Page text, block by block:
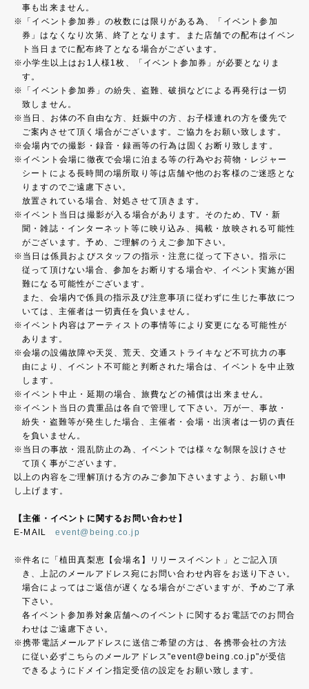
事も出来ません。
「イベント参加券」の枚数には限りがある為、「イベント参加
券」はなくなり次第、終了となります。また店舗での配布はイベン
ト当日までに配布終了となる場合がございます。
小学生以上はお1人様1枚、「イベント参加券」が必要となりま
す。
「イベント参加券」の紛失、盗難、破損などによる再発行は一切
致しません。
当日、お体の不自由な方、妊娠中の方、お子様連れの方を優先で
ご案内させて頂く場合がございます。ご協力をお願い致します。
会場内での撮影・録音・録画等の行為は固くお断り致します。
イベント会場に徹夜で会場に泊まる等の行為やお荷物・レジャー
シートによる長時間の場所取り等は店舗や他のお客様のご迷惑とな
りますのでご遠慮下さい。
放置されている場合、対処させて頂きます。
イベント当日は撮影が入る場合があります。そのため、TV・新
聞・雑誌・インターネット等に映り込み、掲載・放映される可能性
がございます。予め、ご理解のうえご参加下さい。
当日は係員およびスタッフの指示・注意に従って下さい。指示に
従って頂けない場合、参加をお断りする場合や、イベント実施が困
難になる可能性がございます。
また、会場内で係員の指示及び注意事項に従わずに生じた事故につ
いては、主催者は一切責任を負いません。
イベント内容はアーティストの事情等により変更になる可能性が
あります。
会場の設備故障や天災、荒天、交通ストライキなど不可抗力の事
由により、イベント不可能と判断された場合は、イベントを中止致
します。
イベント中止・延期の場合、旅費などの補償は出来ません。
イベント当日の貴重品は各自で管理して下さい。万が一、事故・
紛失・盗難等が発生した場合、主催者・会場・出演者は一切の責任
を負いません。
当日の事故・混乱防止の為、イベントでは様々な制限を設けさせ
て頂く事がございます。
以上の内容をご理解頂ける方のみご参加下さいますよう、お願い申
し上げます。
【主催・イベントに関するお問い合わせ】
E-MAILevent@being.co.jp
件名に「植田真梨恵【会場名】リリースイベント」とご記入頂
き、上記のメールアドレス宛にお問い合わせ内容をお送り下さい。
場合によってはご返信が遅くなる場合がございますが、予めご了承
下さい。
各イベント参加券対象店舗へのイベントに関するお電話でのお問合
わせはご遠慮下さい。
携帯電話メールアドレスに送信ご希望の方は、各携帯会社の方法
に従い必ずこちらのメールアドレス"event@being.co.jp"が受信
できるようにドメイン指定受信の設定をお願い致します。